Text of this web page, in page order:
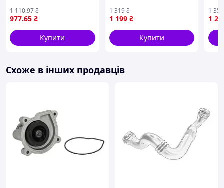
977.65 ₴
1 110.97₴
Купити
UCEL
1 199 ₴
1 319₴
Купити
1
1 359
Схоже в інших продавців